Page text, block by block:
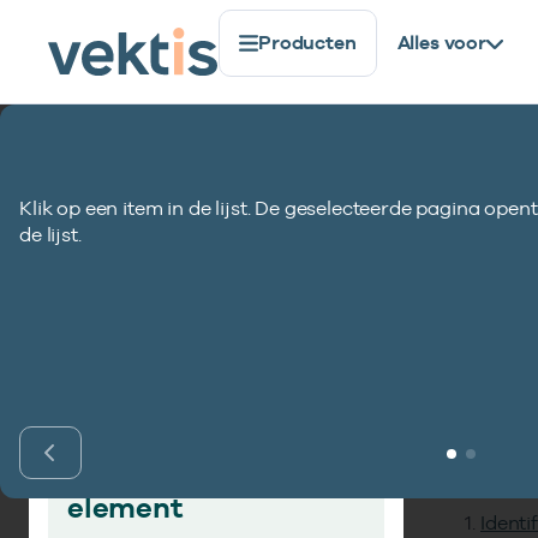
Producten Alles voor
Einddatum
Vind gegevens­
element
Klik op een item in de lijst. De geselecteerde pagina
de lijst.